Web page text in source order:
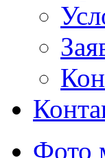
Фото